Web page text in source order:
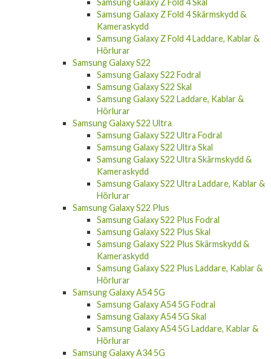
Samsung Galaxy Z Fold 4 Skärmskydd &
Kameraskydd
Samsung Galaxy Z Fold 4 Laddare, Kablar &
Hörlurar
Samsung Galaxy S22
Samsung Galaxy S22 Fodral
Samsung Galaxy S22 Skal
Samsung Galaxy S22 Laddare, Kablar &
Hörlurar
Samsung Galaxy S22 Ultra
Samsung Galaxy S22 Ultra Fodral
Samsung Galaxy S22 Ultra Skal
Samsung Galaxy S22 Ultra Skärmskydd &
Kameraskydd
Samsung Galaxy S22 Ultra Laddare, Kablar &
Hörlurar
Samsung Galaxy S22 Plus
Samsung Galaxy S22 Plus Fodral
Samsung Galaxy S22 Plus Skal
Samsung Galaxy S22 Plus Skärmskydd &
Kameraskydd
Samsung Galaxy S22 Plus Laddare, Kablar &
Hörlurar
Samsung Galaxy A54 5G
Samsung Galaxy A54 5G Fodral
Samsung Galaxy A54 5G Skal
Samsung Galaxy A54 5G Laddare, Kablar &
Hörlurar
Samsung Galaxy A34 5G
Samsung Galaxy A34 5G Fodral